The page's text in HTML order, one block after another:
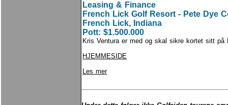
Leasing & Finance
French Lick Golf Resort - Pete Dye
French Lick, Indiana
Pott: $1.500.000
Kris Ventura er med og skal sikre kortet sitt på
HJEMMESIDE
Les mer